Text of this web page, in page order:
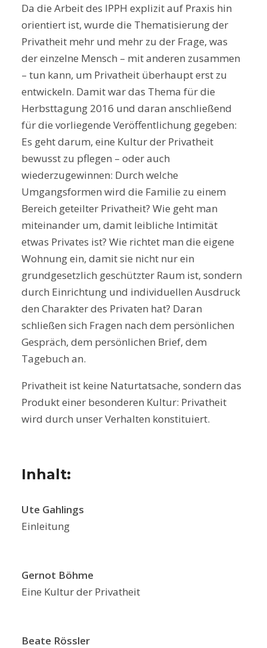
Da die Arbeit des IPPH explizit auf Praxis hin
orientiert ist, wurde die Thematisierung der
Privatheit mehr und mehr zu der Frage, was
der einzelne Mensch – mit anderen zusammen
– tun kann, um Privatheit überhaupt erst zu
entwickeln. Damit war das Thema für die
Herbsttagung 2016 und daran anschließend
für die vorliegende Veröffentlichung gegeben:
Es geht darum, eine Kultur der Privatheit
bewusst zu pflegen – oder auch
wiederzugewinnen: Durch welche
Umgangsformen wird die Familie zu einem
Bereich geteilter Privatheit? Wie geht man
miteinander um, damit leibliche Intimität
etwas Privates ist? Wie richtet man die eigene
Wohnung ein, damit sie nicht nur ein
grundgesetzlich geschützter Raum ist, sondern
durch Einrichtung und individuellen Ausdruck
den Charakter des Privaten hat? Daran
schließen sich Fragen nach dem persönlichen
Gespräch, dem persönlichen Brief, dem
Tagebuch an.
Privatheit ist keine Naturtatsache, sondern das
Produkt einer besonderen Kultur: Privatheit
wird durch unser Verhalten konstituiert.
Inhalt:
Ute Gahlings
Einleitung
Gernot Böhme
Eine Kultur der Privatheit
Beate Rössler